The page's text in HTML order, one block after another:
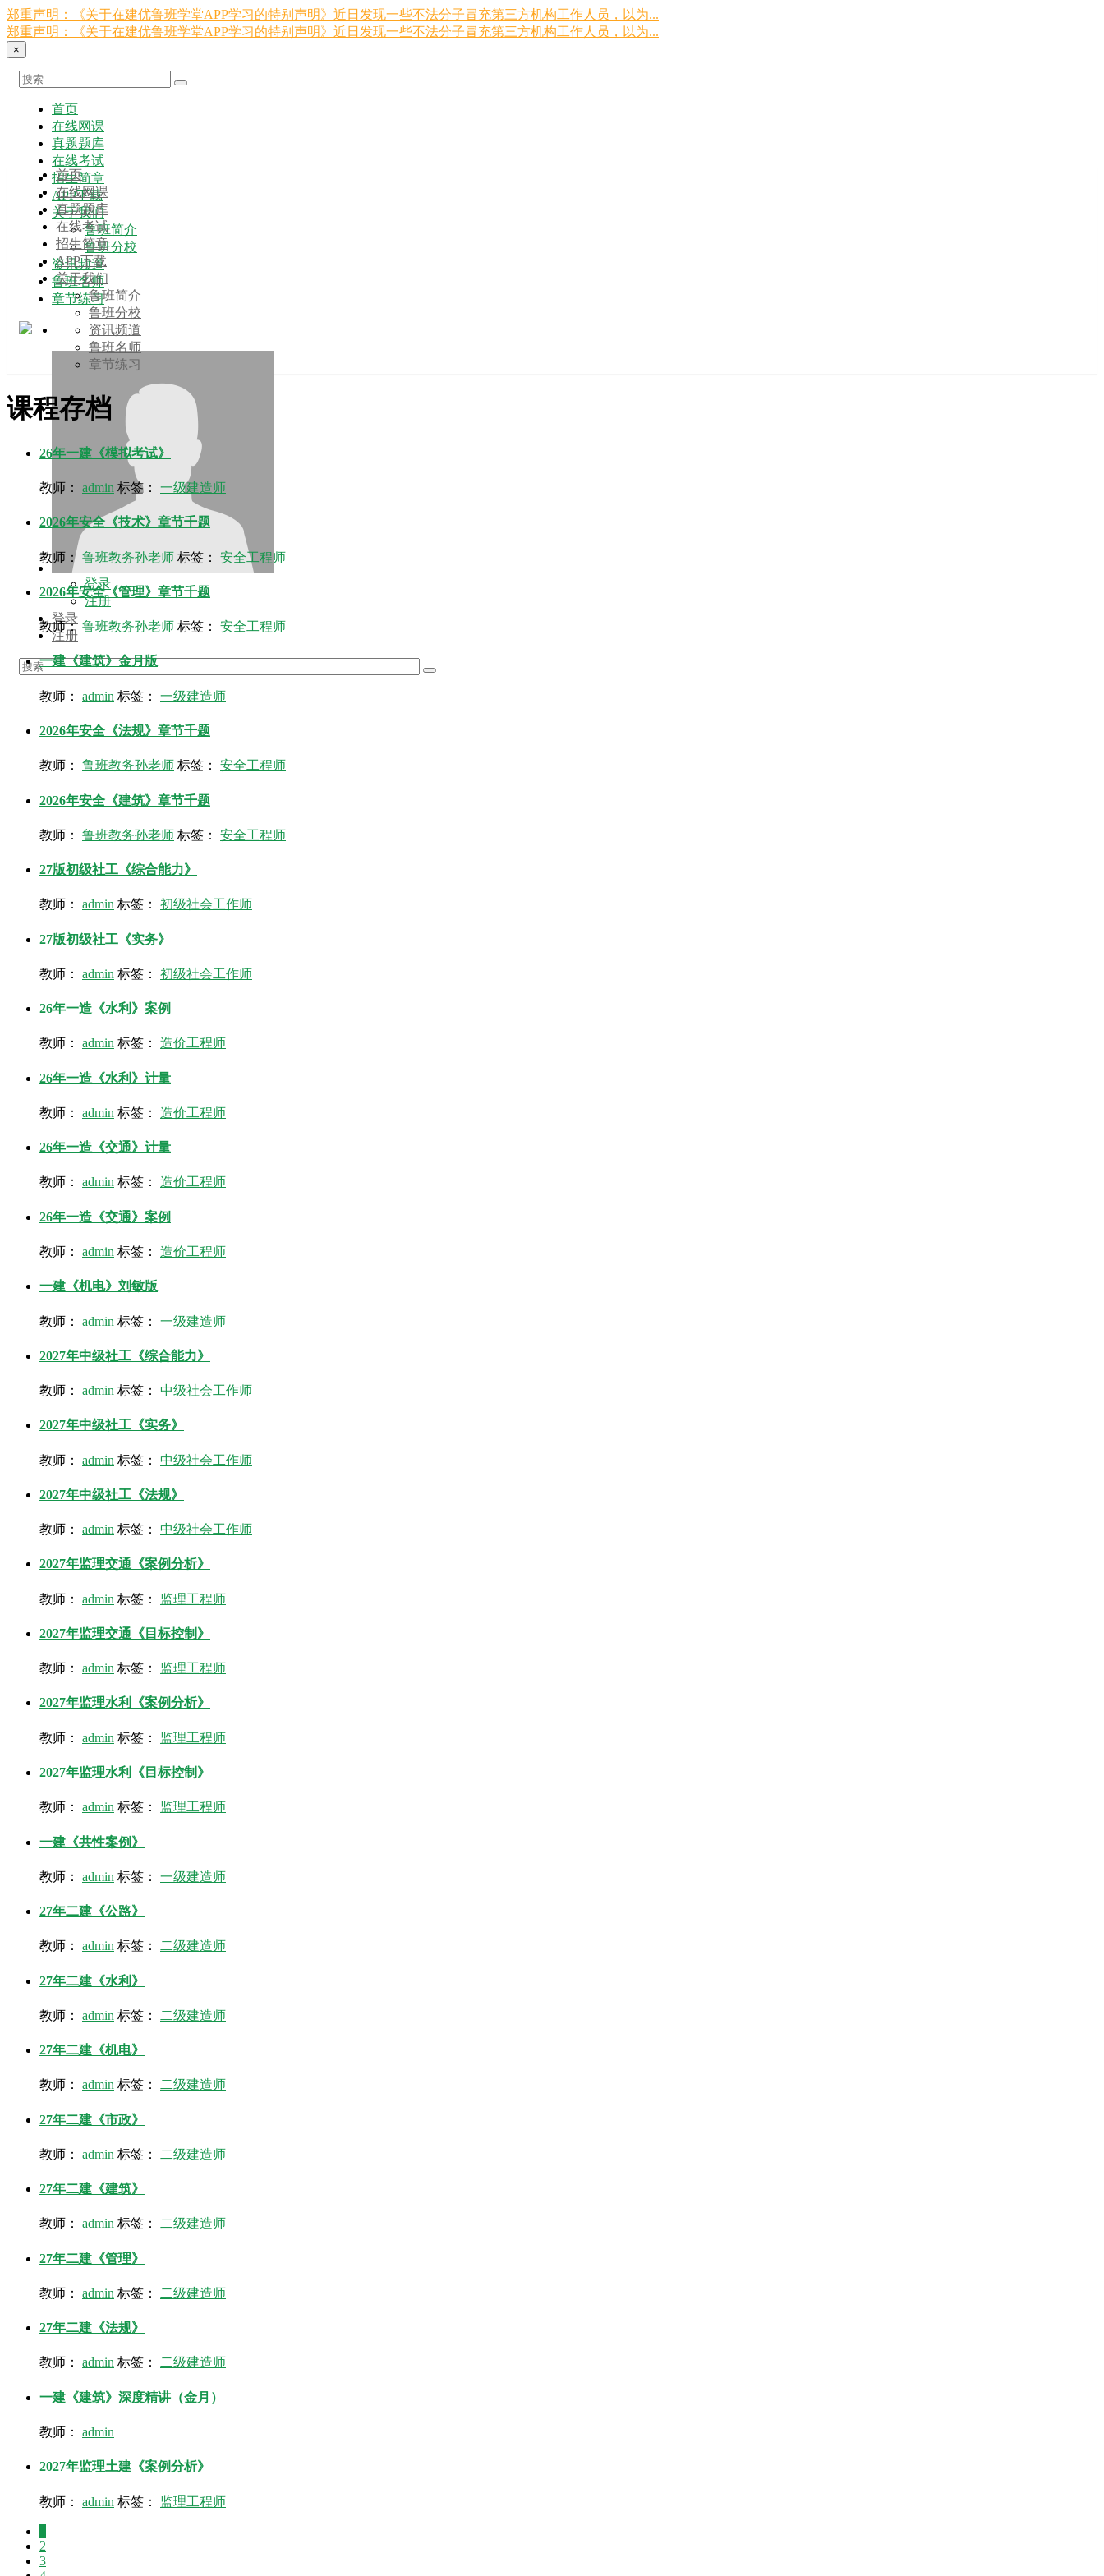
郑重声明：《关于在建优鲁班学堂APP学习的特别声明》近日发现一些不法分子冒充第三方机构工作人员，以为...
郑重声明：《关于在建优鲁班学堂APP学习的特别声明》近日发现一些不法分子冒充第三方机构工作人员，以为...
×
首页
在线网课
真题题库
在线考试
招生简章
APP下载
关于我们
鲁班简介
鲁班分校
资讯频道
鲁班名师
章节练习
登录
注册
登录
注册
首页
在线网课
真题题库
在线考试
招生简章
APP下载
关于我们
鲁班简介
鲁班分校
资讯频道
鲁班名师
章节练习
课程存档
26年一建《模拟考试》
教师： admin 标签： 一级建造师
2026年安全《技术》章节千题
教师： 鲁班教务孙老师 标签： 安全工程师
2026年安全《管理》章节千题
教师： 鲁班教务孙老师 标签： 安全工程师
一建《建筑》金月版
教师： admin 标签： 一级建造师
2026年安全《法规》章节千题
教师： 鲁班教务孙老师 标签： 安全工程师
2026年安全《建筑》章节千题
教师： 鲁班教务孙老师 标签： 安全工程师
27版初级社工《综合能力》
教师： admin 标签： 初级社会工作师
27版初级社工《实务》
教师： admin 标签： 初级社会工作师
26年一造《水利》案例
教师： admin 标签： 造价工程师
26年一造《水利》计量
教师： admin 标签： 造价工程师
26年一造《交通》计量
教师： admin 标签： 造价工程师
26年一造《交通》案例
教师： admin 标签： 造价工程师
一建《机电》刘敏版
教师： admin 标签： 一级建造师
2027年中级社工《综合能力》
教师： admin 标签： 中级社会工作师
2027年中级社工《实务》
教师： admin 标签： 中级社会工作师
2027年中级社工《法规》
教师： admin 标签： 中级社会工作师
2027年监理交通《案例分析》
教师： admin 标签： 监理工程师
2027年监理交通《目标控制》
教师： admin 标签： 监理工程师
2027年监理水利《案例分析》
教师： admin 标签： 监理工程师
2027年监理水利《目标控制》
教师： admin 标签： 监理工程师
一建《共性案例》
教师： admin 标签： 一级建造师
27年二建《公路》
教师： admin 标签： 二级建造师
27年二建《水利》
教师： admin 标签： 二级建造师
27年二建《机电》
教师： admin 标签： 二级建造师
27年二建《市政》
教师： admin 标签： 二级建造师
27年二建《建筑》
教师： admin 标签： 二级建造师
27年二建《管理》
教师： admin 标签： 二级建造师
27年二建《法规》
教师： admin 标签： 二级建造师
一建《建筑》深度精讲（金月）
教师： admin
2027年监理土建《案例分析》
教师： admin 标签： 监理工程师
2
3